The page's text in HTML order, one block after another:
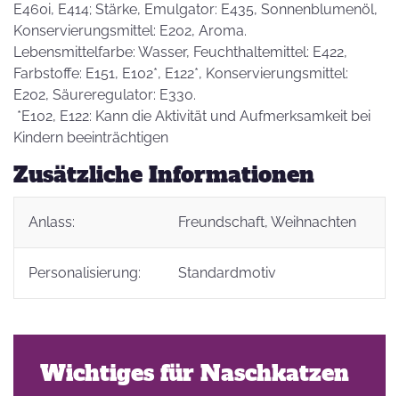
E460i, E414; Stärke, Emulgator: E435, Sonnenblumenöl,
Konservierungsmittel: E202, Aroma.
Lebensmittelfarbe: Wasser, Feuchthaltemittel: E422,
Farbstoffe: E151, E102*, E122*, Konservierungsmittel:
E202, Säureregulator: E330.
*E102, E122: Kann die Aktivität und Aufmerksamkeit bei
Kindern beeinträchtigen
Zusätzliche Informationen
Anlass: Freundschaft, Weihnachten
Personalisierung: Standardmotiv
Wichtiges für Naschkatzen